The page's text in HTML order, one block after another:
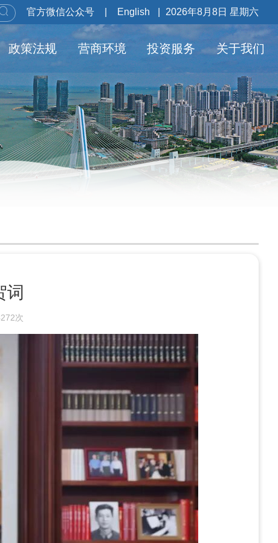
官方微信公众号 English 2026年8月8日 星期六
政策法规 营商环境 投资服务 关于我们
词
次